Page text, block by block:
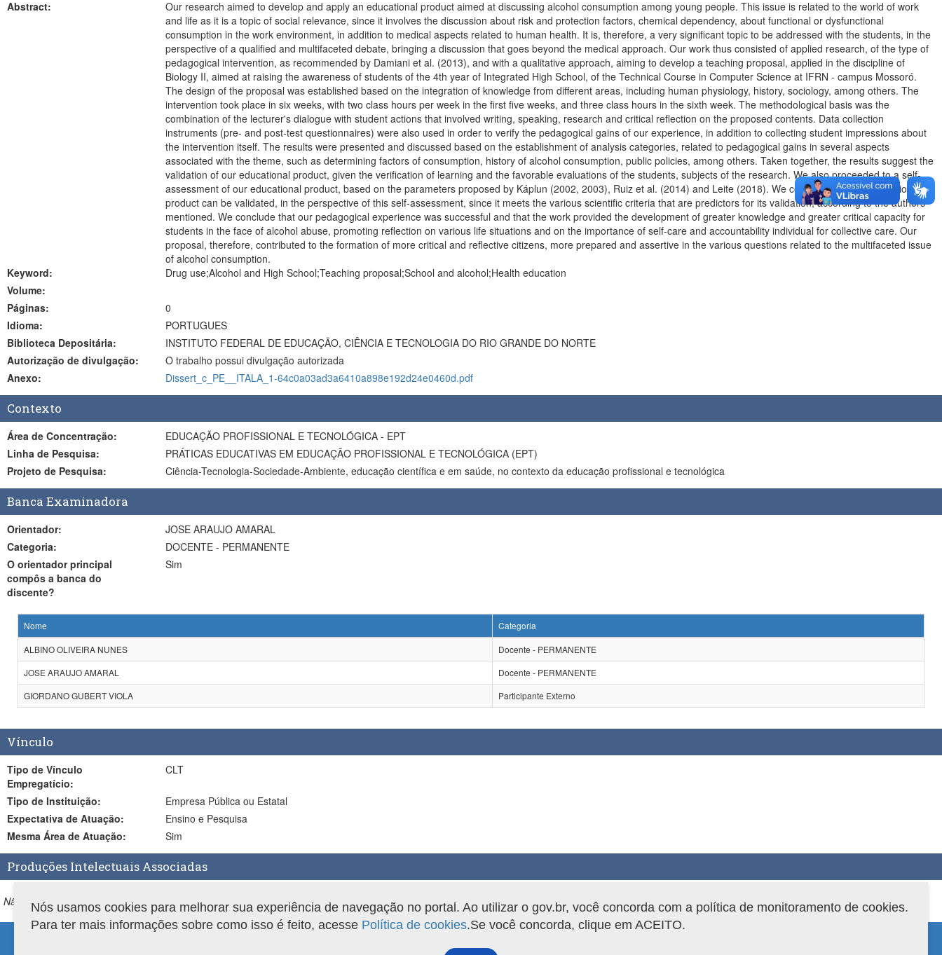
Abstract:
Our research aimed to develop and apply an educational product aimed at discussing alcohol consumption among young people. This issue is related to the world of work
and life as it is a topic of social relevance, since it involves the discussion about risk and protection factors, chemical dependency, about functional or dysfunctional
consumption in the work environment, in addition to medical aspects related to human health. It is, therefore, a very significant topic to be addressed with the students, in the
perspective of a qualified and multifaceted debate, bringing a discussion that goes beyond the medical approach. Our work thus consisted of applied research, of the type of
pedagogical intervention, as recommended by Damiani et al. (2013), and with a qualitative approach, aiming to develop a teaching proposal, applied in the discipline of
Biology II, aimed at raising the awareness of students of the 4th year of Integrated High School, of the Technical Course in Computer Science at IFRN - campus Mossoró.
The design of the proposal was established based on the integration of knowledge from different areas, including human physiology, history, sociology, among others. The
intervention took place in six weeks, with two class hours per week in the first five weeks, and three class hours in the sixth week. The methodological basis was the
combination of the lecturer's dialogue with student actions that involved writing, speaking, research and critical reflection on the proposed contents. Data collection
instruments (pre- and post-test questionnaires) were also used in order to verify the pedagogical gains of our experience, in addition to collecting student impressions about
the intervention itself. The results were presented and discussed based on the establishment of analysis categories, related to pedagogical gains in several aspects
associated with the theme, such as determining factors of consumption, history of alcohol consumption, public policies, among others. Taken together, the results suggest the
validation of our educational product, given the verification of learning and the favorable evaluations of the students, subjects of the research. We also proceeded to a self-
assessment of our educational product, based on the parameters proposed by Káplun (2002, 2003), Ruiz et al. (2014) and Leite (2018). We conclude that our educational
product can be validated, in the perspective of this self-assessment, since it meets the various scientific criteria that are predictors for its validation, according to the authors
mentioned. We conclude that our pedagogical experience was successful and that the work provided the development of greater knowledge and greater critical capacity for
students in the face of alcohol abuse, promoting reflection on various life situations and on the importance of self-care and accountability individual for collective care. Our
proposal, therefore, contributed to the formation of more critical and reflective citizens, more prepared and assertive in the various questions related to the multifaceted issue
of alcohol consumption.
Keyword:
Drug use;Alcohol and High School;Teaching proposal;School and alcohol;Health education
Volume:
Páginas:
0
Idioma:
PORTUGUES
Biblioteca Depositária:
INSTITUTO FEDERAL DE EDUCAÇÃO, CIÊNCIA E TECNOLOGIA DO RIO GRANDE DO NORTE
Autorização de divulgação:
O trabalho possui divulgação autorizada
Anexo:
Dissert_c_PE__ITALA_1-64c0a03ad3a6410a898e192d24e0460d.pdf
Contexto
Área de Concentração:
EDUCAÇÃO PROFISSIONAL E TECNOLÓGICA - EPT
Linha de Pesquisa:
PRÁTICAS EDUCATIVAS EM EDUCAÇÃO PROFISSIONAL E TECNOLÓGICA (EPT)
Projeto de Pesquisa:
Ciência-Tecnologia-Sociedade-Ambiente, educação científica e em saúde, no contexto da educação profissional e tecnológica
Banca Examinadora
Orientador:
JOSE ARAUJO AMARAL
Categoria:
DOCENTE - PERMANENTE
O orientador principal
compôs a banca do
discente?
Sim
Nome
Categoria
ALBINO OLIVEIRA NUNES
Docente - PERMANENTE
JOSE ARAUJO AMARAL
Docente - PERMANENTE
GIORDANO GUBERT VIOLA
Participante Externo
Vínculo
Tipo de Vínculo
Empregatício:
CLT
Tipo de Instituição:
Empresa Pública ou Estatal
Expectativa de Atuação:
Ensino e Pesquisa
Mesma Área de Atuação:
Sim
Produções Intelectuais Associadas
Não existem produções associadas ao trabalho de conclusão.
Nós usamos cookies para melhorar sua experiência de navegação no portal. Ao utilizar o gov.br, você concorda com a política de monitoramento de cookies.
Para ter mais informações sobre como isso é feito, acesse Política de cookies.Se você concorda, clique em ACEITO.